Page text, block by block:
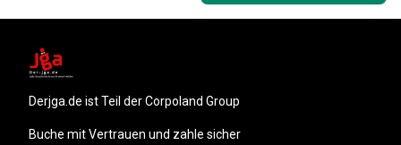
derjga.de ist Teil der Corpoland Group
Buche mit Vertrauen und zahle sicher